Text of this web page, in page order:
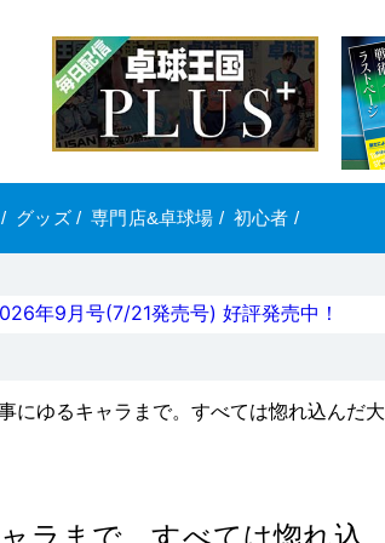
グッズ/ 専門店&卓球場 / 初心者 /
年9月号(7/21発売号) 好評発売中！
にゆるキャラまで。すべては惚れ込んだ大